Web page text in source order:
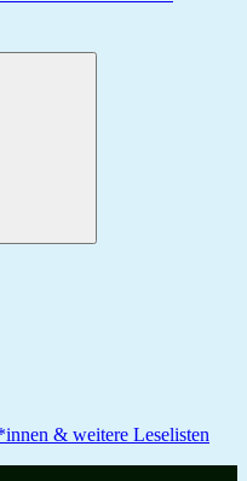
& weitere Leselisten